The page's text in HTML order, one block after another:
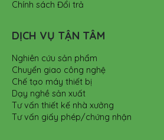
Chính sách Đổi trả
DỊCH VỤ TẬN TÂM
Nghiên cứu sản phẩm
Chuyển giao công nghệ
Chế tạo máy thiết bị
Dạy nghề sản xuất
Tư vấn thiết kế nhà xưởng
Tư vấn giấy phép/chứng nhận